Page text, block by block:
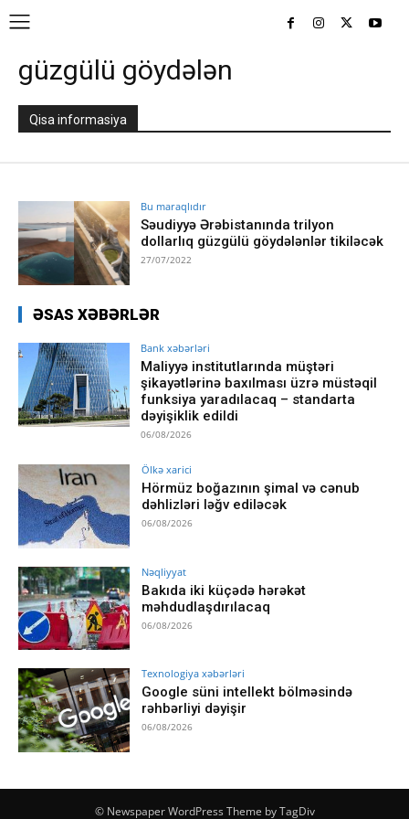
güzgülü göydələn
Qisa informasiya
Bu maraqlıdır
Səudiyyə Ərəbistanında trilyon
dollarlıq güzgülü göydələnlər tikiləcək
27/07/2022
ƏSAS XƏBƏRLƏR
Bank xəbərləri
Maliyyə institutlarında müştəri
şikayətlərinə baxılması üzrə müstəqil
funksiya yaradılacaq – standarta
dəyişiklik edildi
06/08/2026
Ölkə xarici
Hörmüz boğazının şimal və cənub
dəhlizləri ləğv ediləcək
06/08/2026
Nəqliyyat
Bakıda iki küçədə hərəkət
məhdudlaşdırılacaq
06/08/2026
Texnologiya xəbərləri
Google süni intellekt bölməsində
rəhbərliyi dəyişir
06/08/2026
© Newspaper WordPress Theme by TagDiv